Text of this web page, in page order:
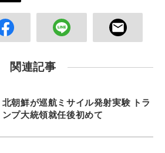
関連記事
北朝鮮が巡航ミサイル発射実験 トラ
ンプ大統領就任後初めて